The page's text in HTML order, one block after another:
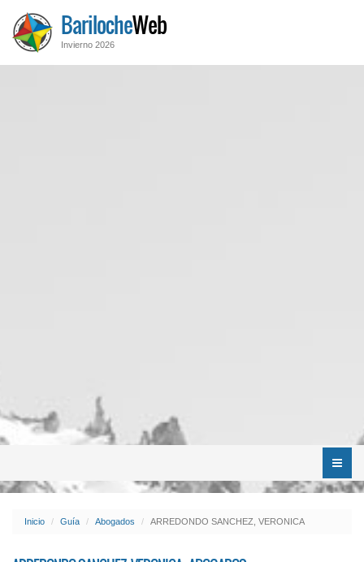
BarilocheWeb
Invierno 2026
Menú
Inicio Guía Abogados ARREDONDO SANCHEZ, VERONICA